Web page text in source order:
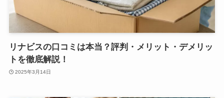
リナビスの口コミは本当？評判・メリット・デメリッ
トを徹底解説！
2025年3月14日